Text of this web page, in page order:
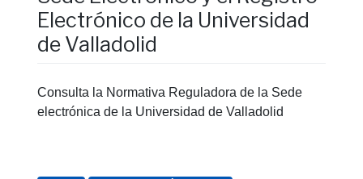
Electrónico de la Universidad
de Valladolid
Consulta la Normativa Reguladora de la Sede
electrónica de la Universidad de Valladolid